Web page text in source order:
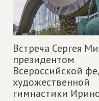
Встреча Сергея
президентом
Всероссийской
художественной
гимнастики